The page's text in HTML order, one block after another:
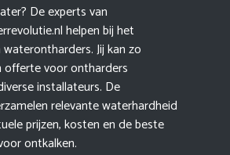
De experts van
helpen bij het
Jij kan zo
offerte voor ontharders
installateurs. De
relevante waterhardheid
prijzen, kosten en de beste
ontkalken.